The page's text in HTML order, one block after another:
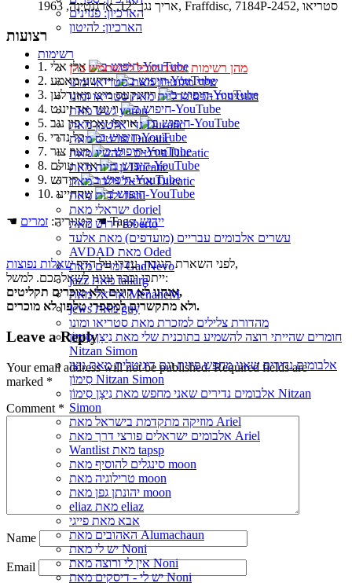
הארכיון: פנזינים
הארכיון: להיטון
רשימות
מהן רשימות וכיצד תוכל להשתמש בהן
שירי מלוטרון מאת סטריאו ומונו
העטיפות הפסיכדליות מאת סטריאו ומונו
גשש מאת yaron
גדי אלטמן מאת Ducatic
פורטיס מאת Ducatic
פורטיס - להשיג מאת Ducatic
גן חיות מאת Ducatic
אריאל זילבר מאת Ducatic
ילדות מאת fishi
ישראלי מאת doriel
דרוש מאת roberto
עשרים אלבומים עבריים (מועדפים) מאת אלעד
AVDAD מאת Oded
זמרים מאת GadNevo
jazz מאת taliarg
אריאל מאת MenaheM
jews מאת guy
מהדורת צלילים למזכרת מאת סטריאו ומונו
חומרים שהייתי רוצה להשמיע בתוכנית שלי מאת נִיצָן סִימוֹן
Nitzan Simon
אלבומים נדירים שאני מחפש פיזית וגם דיגיטלית מאת נִיצָן
סִימוֹן Nitzan Simon
אלבומים נדירים שאני מחפש מאת נִיצָן סִימוֹן Nitzan
Simon
מוזיקה מתקדמת בישראל מאת Ariel
אלבומים ישראלים פורצי דרך מאת Ariel
Wantlist מאת tapsp
סינגלים להוסיף מאת moon
טרילוגיה מאת moon
יהונתן גפן מאת moon
eliaz מאת eliaz
אבא מאת פייגי
האהובים מאת Alumachaun
יש לי מאת Noni
אין לי ורוצה מאת Noni
יש לי - דיסקים מאת Noni
אריך נגן “12, ארגנטינה, 1963, Fraffdisc, 7184P-2452, סטריאו
רצועות
1. אלי אלי
2. יידישע מאמע
3. רוזינקעס מיט מאנדלען
4. וי וער אד זינגט
5. אוייפו זאמד פון נגב
6. כל נדרי
7. מעוז צור
8. אדון עולם
9. קידוש
10. שהחיינו
☚ קטגוריה: זמרים ☚ Tags:יידיש
לפני השארת תגובה, עברו על הדףשאלות נפוצות
,
ייתכן וכבר ענינו לשאלתכם. למשל:
אנחנו לא קונים ולא מוכרים תקליטים,
ולא מתקשרים למספרי טלפון לא מוכרים.
Leave a Reply
Your email address will not be published. Required fields are
marked *
Comment *
Name
Email